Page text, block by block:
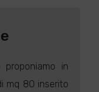
proponiamo in
mq 80 inserito